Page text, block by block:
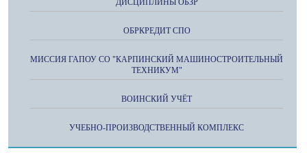
ДИСЦИПЛИНЫ ОБЗР
ОБРКРЕДИТ СПО
МИССИЯ ГАПОУ СО "КАРПИНСКИЙ МАШИНОСТРОИТЕЛЬНЫЙ
ТЕХНИКУМ"
ВОИНСКИЙ УЧЁТ
УЧЕБНО-ПРОИЗВОДСТВЕННЫЙ КОМПЛЕКС